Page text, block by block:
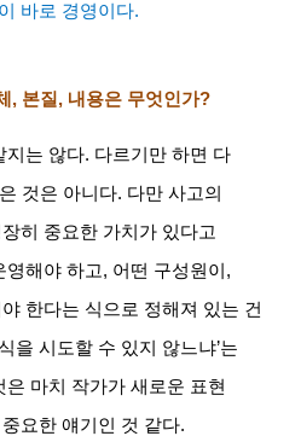
바로 경영이다.
, 본질, 내용은 무엇인가?
지는 않다. 다르기만 하면 다
것은 아니다. 다만 사고의
히 중요한 가치가 있다고
영해야 하고, 어떤 구성원이 ,
한다는 식으로 정해져 있는 건
을 시도할 수 있지 않느냐’는
은 마치 작가가 새로운 표현
요한 얘기인 것 같다.